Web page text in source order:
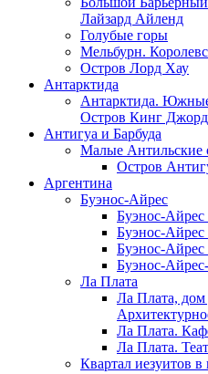
Лайзард Айленд
Голубые горы
Мельбурн.
Остров Лорд Хау
Антарктида
Антарктида.
Остров Кинг
Антигуа и Барбуда
Малые Антильские
Остров
Аргентина
Буэнос-Айрес
Буэнос-
Буэнос-
Буэнос-Айрес
Буэнос-
Ла Плата
Ла Плата, дом
Ла Плата.
Ла Плата.
Квартал иезуитов